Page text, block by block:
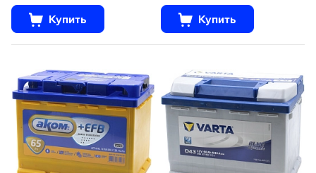
Купить Купить